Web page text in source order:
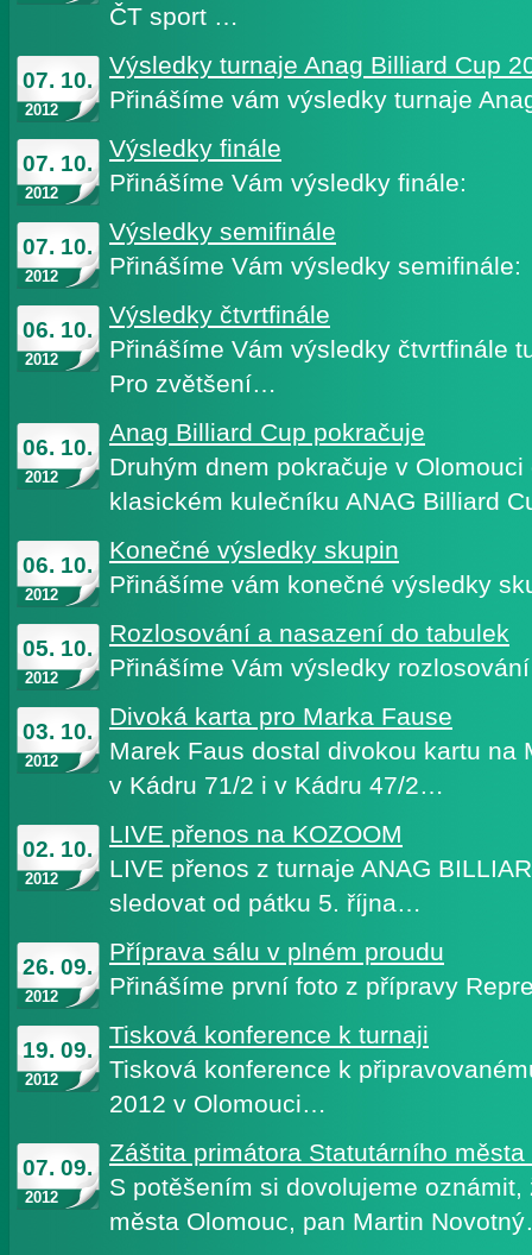
ČT sport …
07. 10.
2012
Výsledky turnaje Anag Billiard Cup
Přinášíme vám výsledky turnaje
07. 10.
2012
Výsledky finále
Přinášíme Vám výsledky finále:
07. 10.
2012
Výsledky semifinále
Přinášíme Vám výsledky semifinále:
06. 10.
2012
Výsledky čtvrtfinále
Přinášíme Vám výsledky čtvrtfinále
Pro zvětšení…
06. 10.
2012
Anag Billiard Cup pokračuje
Druhým dnem pokračuje v
klasickém kulečníku ANAG Billiard
06. 10.
2012
Konečné výsledky skupin
Přinášíme vám konečné výsledky
05. 10.
2012
Rozlosování a nasazení do tabulek
Přinášíme Vám výsledky
03. 10.
2012
Divoká karta pro Marka Fause
Marek Faus dostal divokou kartu na
v Kádru 71/2 i v Kádru 47/2…
02. 10.
2012
LIVE přenos na KOZOOM
LIVE přenos z turnaje ANAG
sledovat od pátku 5. října…
26. 09.
2012
Příprava sálu v plném proudu
Přinášíme první foto z přípravy
19. 09.
2012
Tisková konference k turnaji
Tisková konference k
2012 v Olomouci…
07. 09.
2012
Záštita primátora Statutárního města
S potěšením si dovolujeme
města Olomouc, pan Martin